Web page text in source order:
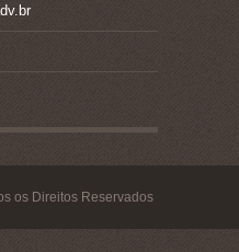
os Direitos Reservados